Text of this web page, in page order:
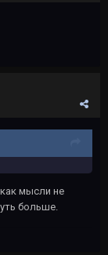
мысли не
больше.